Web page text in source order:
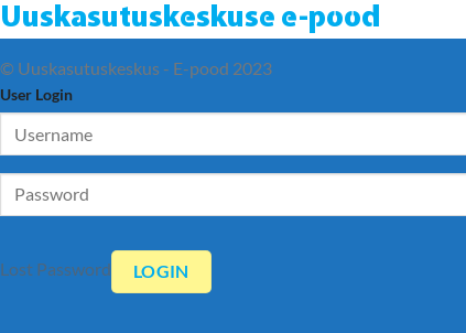
Uuskasutuskeskuse e-pood
© Uuskasutuskeskus - E-pood 2023
User Login
Lost Password